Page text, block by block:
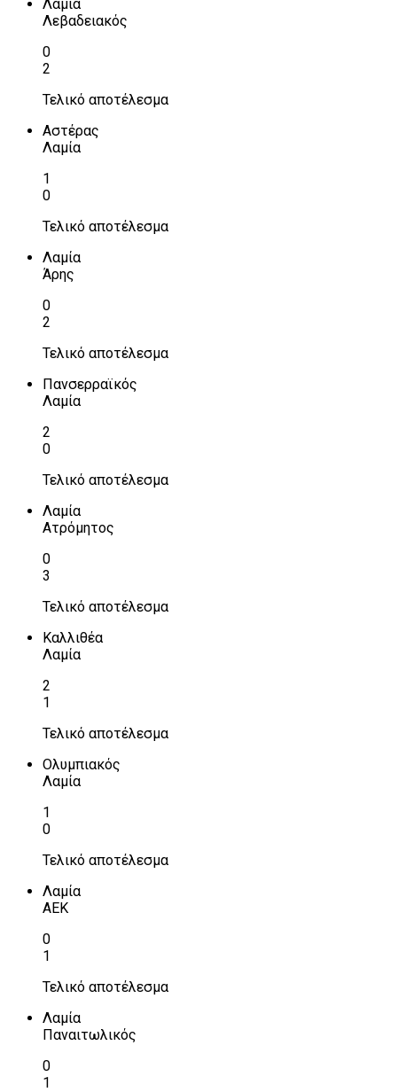
Λαμία
Λεβαδειακός
0
2
Τελικό αποτέλεσμα
Αστέρας
Λαμία
1
0
Τελικό αποτέλεσμα
Λαμία
Άρης
0
2
Τελικό αποτέλεσμα
Πανσερραϊκός
Λαμία
2
0
Τελικό αποτέλεσμα
Λαμία
Ατρόμητος
0
3
Τελικό αποτέλεσμα
Καλλιθέα
Λαμία
2
1
Τελικό αποτέλεσμα
Ολυμπιακός
Λαμία
1
0
Τελικό αποτέλεσμα
Λαμία
ΑΕΚ
0
1
Τελικό αποτέλεσμα
Λαμία
Παναιτωλικός
0
1